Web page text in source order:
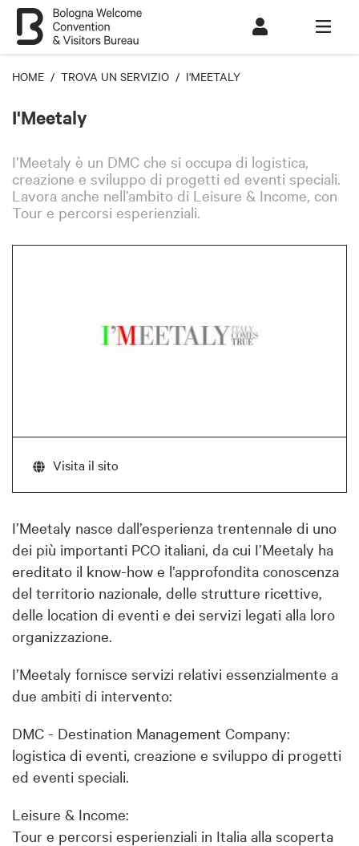
HOME / TROVA UN SERVIZIO / I'MEETALY
I'Meetaly
I’Meetaly è un DMC che si occupa di logistica,
creazione e sviluppo di progetti ed eventi speciali.
Lavora anche nell’ambito di Leisure & Income, con
Tour e percorsi esperienziali.
Visita il sito
I’Meetaly nasce dall’esperienza trentennale di uno
dei più importanti PCO italiani, da cui I’Meetaly ha
ereditato il know-how e l’approfondita conoscenza
del territorio nazionale, delle strutture ricettive,
delle location di eventi e dei servizi legati alla loro
organizzazione.
I’Meetaly fornisce servizi relativi essenzialmente a
due ambiti di intervento:
DMC - Destination Management Company:
logistica di eventi, creazione e sviluppo di progetti
ed eventi speciali.
Leisure & Income:
Tour e percorsi esperienziali in Italia alla scoperta